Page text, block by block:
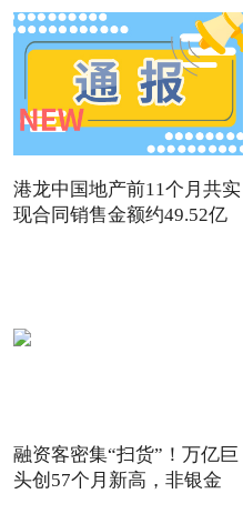
港龙中国地产前11个月共实
现合同销售金额约49.52亿
融资客密集“扫货”！万亿巨
头创57个月新高，非银金